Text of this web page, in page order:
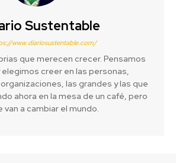
Sustentable
www.diariosustentable.com/
que merecen crecer. Pensamos
creer en las personas,
las grandes y las que
ahora en la mesa de un café, pero
van a cambiar el mundo.